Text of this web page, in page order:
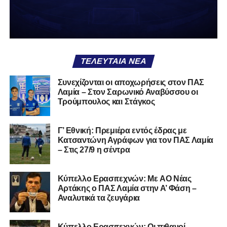
φίλαθλοι και περίγυρος, αντί για παράγοντες
Ασχολούνται περισσότερο με τις «χάρες» των άλλων
παρά με τις δικές τους αδυναμίες. Σαν να ψάχνεις
στον διπλανό το γιατί δεν βρέχει, ενώ κρατάς
ομπρέλα μέσα στο σαλόνι.
εμπειρίαανώτερων επιπέδων,δεν μπορεί να εκπέμπει
εικόνα ομάδας-θύματος.Δεν γίνεται να μιλά για «κέντρα
αποφάσεων» και «επιρροές» και «αδικίες».
ομολογούν μειονεξία. Τη διορθώνουν.Βέβαια αυτό
απαιτεί και ισχυρό διοικητικό αποτύπωμα. Κάτι που σε
αυτή την έκδοση του ΠΑΣ Λαμία, με όσα προηγήθηκαν το
ΤΕΛΕΥΤΑΊΑ ΝΈΑ
Συνεχίζονται οι αποχωρήσεις στον ΠΑΣ
Λαμία – Στον Σαρωνικό Αναβύσσου οι
Τρούμπουλος και Στάγκος
Γ’ Εθνική: Πρεμιέρα εντός έδρας με
Κατσαντώνη Αγράφων για τον ΠΑΣ Λαμία
– Στις 27/9 η σέντρα
Kύπελλο Ερασιτεχνών: Με AO Nέας
Αρτάκης ο ΠΑΣ Λαμία στην Α’ Φάση –
Αναλυτικά τα ζευγάρια